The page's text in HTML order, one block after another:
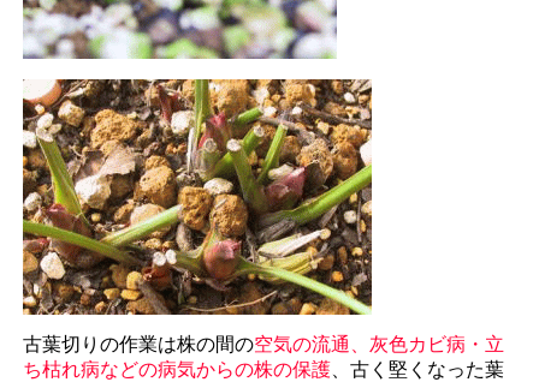
古葉切りの作業は株の間の空気の流通、灰色カビ病・立
ち枯れ病などの病気からの株の保護、古く堅くなった葉